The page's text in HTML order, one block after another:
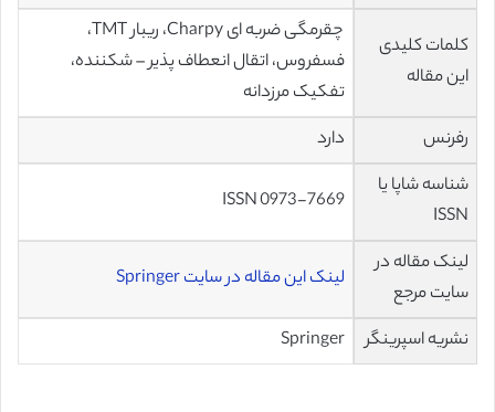
کلمات کلیدی
این مقاله
چقرمگی ضربه ای Charpy، ریبار TMT،
فسفروس، اتقال انعطاف پذیر – شکننده،
تفکیک مرزدانه
رفرنس
دارد
شناسه شاپا یا
ISSN
ISSN 0973-7669
لینک مقاله در
سایت مرجع
لینک این مقاله در سایت Springer
نشریه اسپرینگر Springer